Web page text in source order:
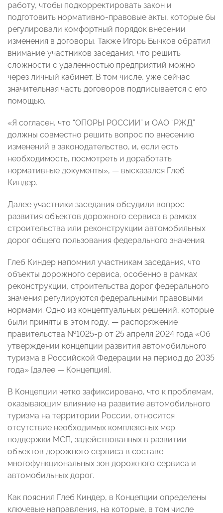
работу, чтобы подкорректировать закон и
подготовить нормативно-правовые акты, которые бы
регулировали комфортный порядок внесении
изменения в договоры. Также Игорь Бычков обратил
внимание участников заседания, что решить
сложности с удаленностью предприятий можно
через личный кабинет. В том числе, уже сейчас
значительная часть договоров подписывается с его
помощью.
«Я согласен, что “ОПОРЫ РОССИИ” и ОАО “РЖД”
должны совместно решить вопрос по внесению
изменений в законодательство, и, если есть
необходимость, посмотреть и доработать
нормативные документы», — высказался Глеб
Киндер.
Далее участники заседания обсудили вопрос
развития объектов дорожного сервиса в рамках
строительства или реконструкции автомобильных
дорог общего пользования федерального значения.
Глеб Киндер напомнил участникам заседания, что
объекты дорожного сервиса, особенно в рамках
реконструкции, строительства дорог федерального
значения регулируются федеральными правовыми
нормами. Одно из концептуальных решений, которые
были приняты в этом году, — распоряжение
правительства №1025-р от 25 апреля 2024 года «Об
утверждении концепции развития автомобильного
туризма в Российской Федерации на период до 2035
года» [далее — Концепция].
В Концепции четко зафиксировано, что к проблемам,
оказывающим влияние на развитие автомобильного
туризма на территории России, относится
отсутствие необходимых комплексных мер
поддержки МСП, задействованных в развитии
объектов дорожного сервиса в составе
многофункциональных зон дорожного сервиса и
автомобильных дорог.
Как пояснил Глеб Киндер, в Концепции определены
ключевые направления, на которые, в том числе